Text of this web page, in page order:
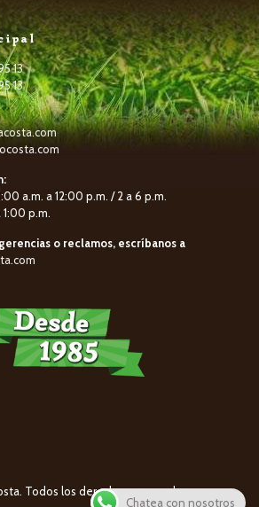
13
13
a.m. a 12:00 p.m. / 2 a 6 p.m.
p.m.
o reclamos, escríbanos a
Todos los derechos reservados.
Chatea con nosotros